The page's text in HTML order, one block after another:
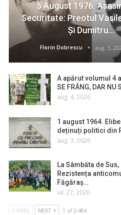
5 August 1976.
Securitate: Preotul
Și Dumitru…
Florin Dobrescu aug. 5,
A apărut volumul 4
SE FRÂNG, DAR NU
aug. 4, 2026
1 august 1964.
deținuți politici din
aug. 3, 2026
La Sâmbăta de
Rezistența
Făgăraș…
iul. 27, 2026
PREV NEXT 1 of 2.484